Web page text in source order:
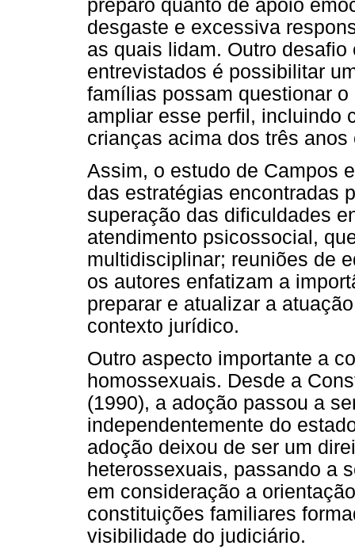
preparo quanto de apoio
desgaste e excessiva
as quais lidam. Outro
entrevistados é possibilitar
famílias possam questionar
ampliar esse perfil, incluindo
crianças acima dos três
Assim, o estudo de Campos
das estratégias encontradas
superação das dificuldades
atendimento psicossocial,
multidisciplinar; reuniões de
os autores enfatizam a
preparar e atualizar a
contexto jurídico.
Outro aspecto importante a
homossexuais. Desde a
(1990), a adoção passou a
independentemente do
adoção deixou de ser um
heterossexuais, passando a
em consideração a
constituições familiares
visibilidade do judiciário.